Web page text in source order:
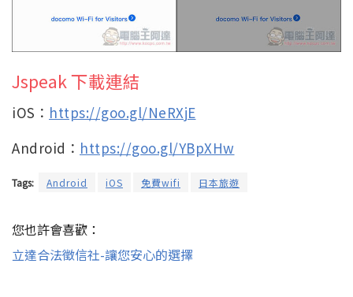
Jspeak 下載連結
iOS： https://goo.gl/NeRXjE
Android： https://goo.gl/YBpXHw
Tags: Android iOS 免費wifi 日本旅遊
您也許會喜歡：
立達合法徵信社-讓您安心的選擇